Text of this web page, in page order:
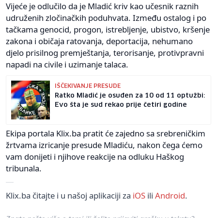
Vijeće je odlučilo da je Mladić kriv kao učesnik raznih
udruženih zločinačkih poduhvata. Između ostalog i po
tačkama genocid, progon, istrebljenje, ubistvo, kršenje
zakona i običaja ratovanja, deportacija, nehumano
djelo prisilnog premještanja, terorisanje, protivpravni
napadi na civile i uzimanje talaca.
IŠČEKIVANJE PRESUDE
Ratko Mladić je osuđen za 10 od 11 optužbi:
Evo šta je sud rekao prije četiri godine
Ekipa portala Klix.ba pratit će zajedno sa srebreničkim
žrtvama izricanje presude Mladiću, nakon čega ćemo
vam donijeti i njihove reakcije na odluku Haškog
tribunala.
Klix.ba čitajte i u našoj aplikaciji za iOS ili Android.